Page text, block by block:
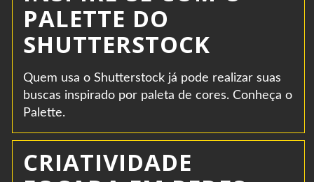
PALETTE DO
SHUTTERSTOCK
Quem usa o Shutterstock já pode realizar suas
buscas inspirado por paleta de cores. Conheça o
Palette.
CRIATIVIDADE